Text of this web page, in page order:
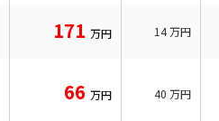
171 万円 14万円
66 万円 40 万円